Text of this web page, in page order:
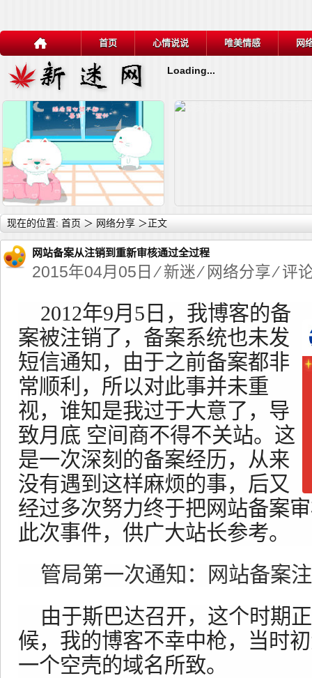
首页 心情说说 唯美情感 网
Loading...
详细内容
10则幽默小故事，让思维拐个弯 网站备案被注销引发网站生
现在的位置: 首页 ＞ 网络分享 ＞正文
网站备案从注销到重新审核通过全过程
2015年04月05日 ⁄新迷⁄ 网络分享⁄ 评
2012年9月5日，我博客的备
案被注销了，备案系统也未发
短信通知，由于之前备案都非
常顺利，所以对此事并未重
视，谁知是我过于大意了，导
致月底 空间商不得不关站。这
是一次深刻的备案经历，从来
没有遇到这样麻烦的事，后又
经过多次努力终于把网站备案
此次事件，供广大站长参考。
管局第一次通知：网站备案
由于斯巴达召开，这个时期
候，我的博客不幸中枪，当时
一个空壳的域名所致。